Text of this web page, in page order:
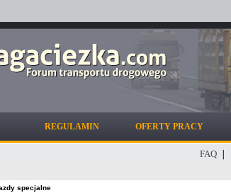
REGULAMIN OFERTY PRACY
FAQ
specjalne